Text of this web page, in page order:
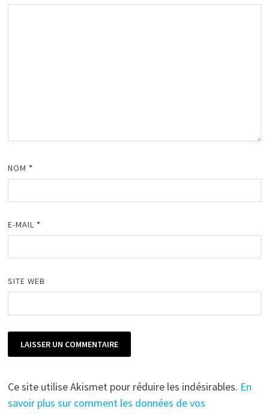
NOM *
E-MAIL *
SITE WEB
Ce site utilise Akismet pour réduire les indésirables. En
savoir plus sur comment les données de vos